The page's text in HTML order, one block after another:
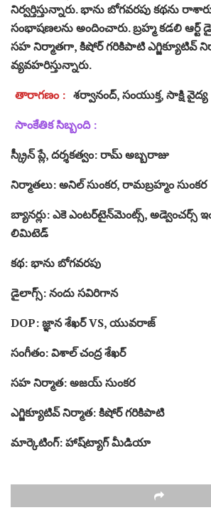
నిర్వర్తిస్తున్నారు. భాను బోగవరపు కథను
సంభాషణలను అందించారు. బ్రహ్మ కడలి ఆర్ట్
సహ నిర్మాతగా, కిషోర్ గరికిపాటి ఎగ్జిక్యూటివ్
వ్యవహరిస్తున్నారు.
తారాగణం : శర్వానంద్, సంయుక్త, సాక్షి వైద్య
సాంకేతిక సిబ్బంది :
స్క్రీన్ ప్లే, దర్శకత్వం: రామ్ అబ్బరాజు
నిర్మాతలు: అనిల్ సుంకర, రామబ్రహ్మం సుంకర
బ్యానర్లు: ఎకె ఎంటర్‌టైన్‌మెంట్స్, అడ్వెంచర్స్
లిమిటెడ్
కథ: భాను బోగవరపు
డైలాగ్స్: నందు సవిరిగాన
DOP: జ్ఞాన శేఖర్ VS, యువరాజ్
సంగీతం: విశాల్ చంద్ర శేఖర్
సహ నిర్మాత: అజయ్ సుంకర
ఎగ్జిక్యూటివ్ నిర్మాత: కిషోర్ గరికిపాటి
మార్కెటింగ్: హాష్‌ట్యాగ్ మీడియా